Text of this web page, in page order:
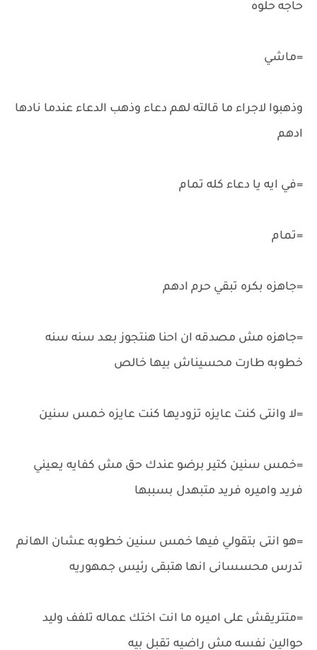
حاجه حلوه
=ماشي
وذهبوا لاجراء ما قالته لهم دعاء وذهب الدعاء عندما نادها
ادهم
=في ايه يا دعاء كله تمام
=تمام
=جاهزه بكره تبقي حرم ادهم
=جاهزه مش مصدقه ان احنا هنتجوز بعد سنه سنه
خطوبه طارت محسيناش بيها خالص
=لا وانتى كنت عايزه تزوديها كنت عايزه خمس سنين
=خمس سنين كتير برضو عندك حق مش كفايه يعيني
فريد واميره فريد متبهدل بسببها
=هو انتى بتقولي فيها خمس سنين خطوبه عشان الهانم
تدرس محسسانى انها هتبقى رئيس جمهوريه
=متتريقش على اميره ما انت اختك عماله تلفف وليد
حوالين نفسه مش راضيه تقبل بيه